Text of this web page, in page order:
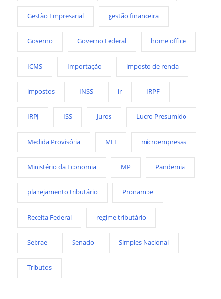
Gestão Empresarial gestão financeira
Governo Governo Federal home office
ICMS Importação imposto de renda
impostos INSS ir IRPF
IRPJ ISS Juros Lucro Presumido
Medida Provisória MEI microempresas
Ministério da Economia MP Pandemia
planejamento tributário Pronampe
Receita Federal regime tributário
Sebrae Senado Simples Nacional
Tributos